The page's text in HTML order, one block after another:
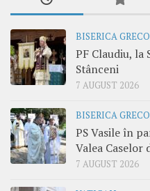
BISERICA
PF Claudiu, la
Stânceni
7 AUGUST 2026
BISERICA
PS Vasile în
Valea Caselor
7 AUGUST 2026